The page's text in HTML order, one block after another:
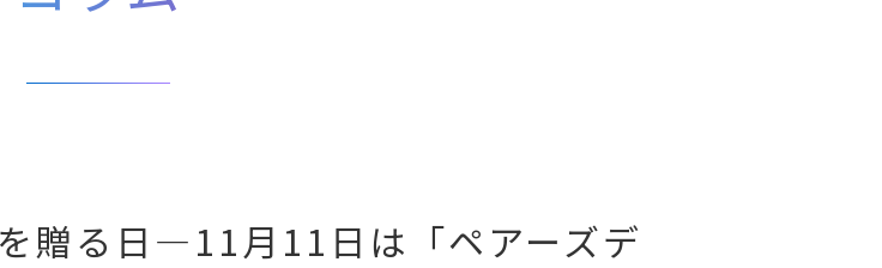
贈る日―11月11日は「ペアーズデ